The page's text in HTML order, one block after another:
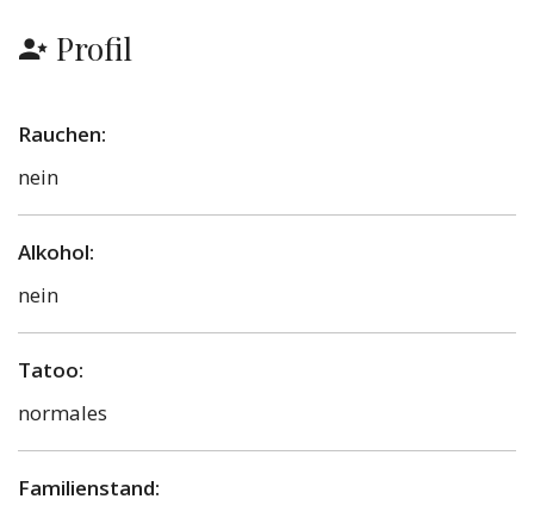
Profil
Rauchen:
nein
Alkohol:
nein
Tatoo:
normales
Familienstand: